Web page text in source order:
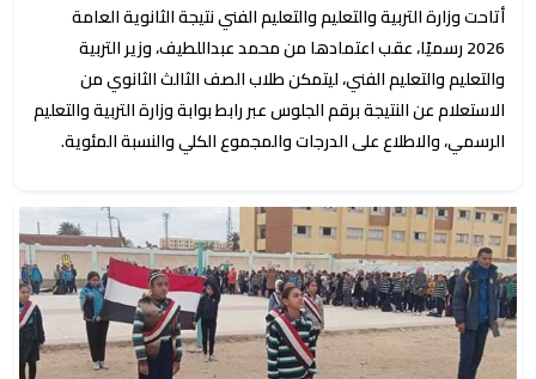
أتاحت وزارة التربية والتعليم والتعليم الفني نتيجة الثانوية العامة
2026 رسميًا، عقب اعتمادها من محمد عبداللطيف، وزير التربية
والتعليم والتعليم الفني، ليتمكن طلاب الصف الثالث الثانوي من
الاستعلام عن النتيجة برقم الجلوس عبر رابط بوابة وزارة التربية والتعليم
الرسمي، والاطلاع على الدرجات والمجموع الكلي والنسبة المئوية.